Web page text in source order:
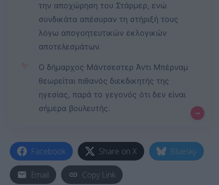
την αποχώρηση του Στάρμερ, ενώ
συνδικάτα απέσυραν τη στήριξή τους
λόγω απογοητευτικών εκλογικών
αποτελεσμάτων.
✨
Ο δήμαρχος Μάντσεστερ Άντι Μπέρναμ
θεωρείται πιθανός διεκδικητής της
ηγεσίας, παρά το γεγονός ότι δεν είναι
σήμερα βουλευτής.
–
Facebook Share on X Bluesky
Email Copy Link